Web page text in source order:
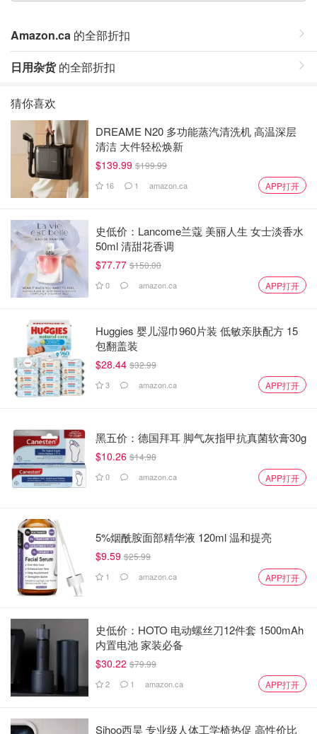
Amazon.ca 的全部折扣
日用杂货的全部折扣
猜你喜欢
DREAME N20 多功能蒸汽清洗机 高温深层
清洁 大件轻松焕新
$139.99 $199.99
16 1 amazon.ca APP打开
史低价：Lancome兰蔻 美丽人生 女士淡香水
50ml 清甜花香调
$77.77 $150.00
0 amazon.ca APP打开
Huggies 婴儿湿巾960片装 低敏亲肤配方 15
包翻盖装
$28.44 $32.99
3 amazon.ca APP打开
黑五价：德国拜耳 脚气灰指甲抗真菌软膏30g
$10.26 $14.98
0 amazon.ca APP打开
5%烟酰胺面部精华液 120ml 温和提亮
$9.59 $25.99
1 amazon.ca APP打开
史低价：HOTO 电动螺丝刀12件套 1500mAh
内置电池 家装必备
$30.22 $79.99
2 1 amazon.ca APP打开
Sihoo西昊 专业级人体工学椅热促 高性价比